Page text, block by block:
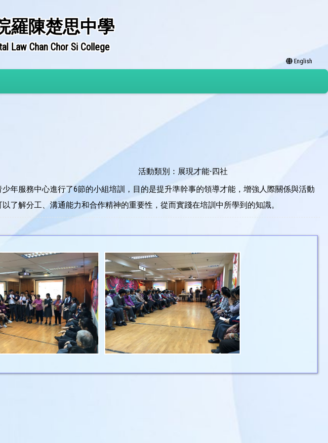
羅陳楚思中學
Law Chan Chor Si College
English
活動類別：展現才能-四社
年服務中心進行了6節的小組培訓，目的是提升準幹事的領導才能，增強人際關係與活動
了解分工、溝通能力和合作精神的重要性，從而實踐在培訓中所學到的知識。